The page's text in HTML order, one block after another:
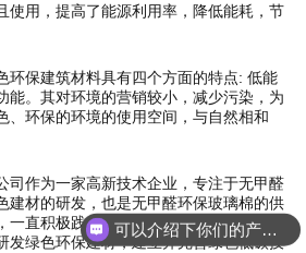
使用，提高了能源利用率，降低能耗，节
环保建筑材料具有四个方面的特点: 低能
能。其对环境的营销较小 ，减少污染，为
、环保的环境的使用空间，与自然相和
司作为一家高新技术企业，专注于无甲醛
建材的研发，也是无甲醛环保玻璃棉的供
一直积极践行绿色发展理念，以实际行动
发绿色环保建材，建立并完善绿色低碳技
可以介绍下你们的产品么